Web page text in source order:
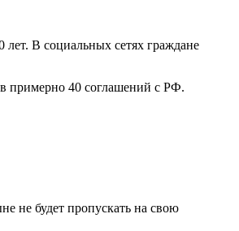
лет. В социальных сетях граждане
примерно 40 соглашений с РФ.
не будет пропускать на свою